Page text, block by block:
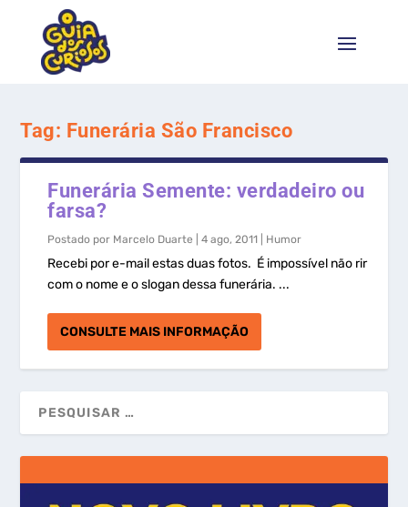
Tag: Funerária São Francisco
Funerária Semente: verdadeiro ou
farsa?
Postado por Marcelo Duarte |4 ago, 2011 Humor
Recebi por e-mail estas duas fotos. É impossível não rir
com o nome e o slogan dessa funerária. ...
CONSULTE MAIS INFORMAÇÃO